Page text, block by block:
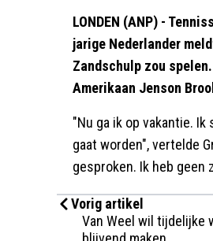
LONDEN (ANP) -
jarige Nederlander
Zandschulp zou
Amerikaan Jenson
"Nu ga ik op vakantie.
gaat worden", vertelde
gesproken. Ik heb geen
Vorig artikel
Van Weel wil tijdelijke